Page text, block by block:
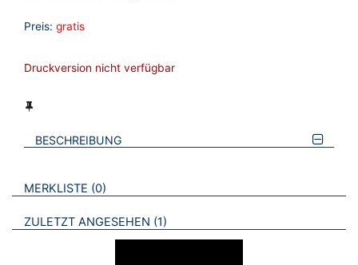
Preis: gratis
Druckversion nicht verfügbar
BESCHREIBUNG
VERWEISE AUF VERMERKTE- ODER ZULETZT ANGESEHENE
MERKLISTE 0 BROSCHÜREN
ZULETZT ANGESEHEN 1 BROSCHÜREN